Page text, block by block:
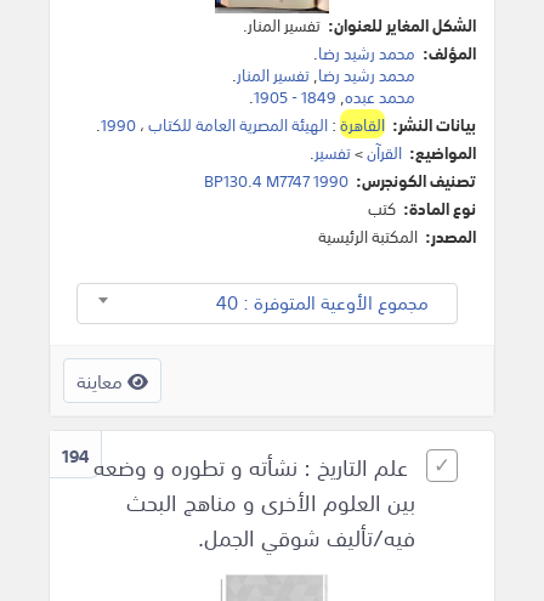
الشكل المغاير للعنوان: تفسير المنار.
المؤلف: محمد رشيد رضا.
محمد رشيد رضا,تفسير المنار.
محمد عبده,
.
بيانات النشر: القاهرة:الهيئة المصرية العامة للكتاب،1990
.
المواضيع: القرآن>تفسير.
تصنيف الكونجرس: BP130.4 M7747 1990
نوع المادة: كتب
المصدر: المكتبة الرئيسية
مجموع الأوعية المتوفرة : 40
معاينة
194علم التاريخ : نشأته و تطوره و وضعه
بين العلوم الأخرى و مناهج البحث
فيه/تأليف شوقي الجمل.